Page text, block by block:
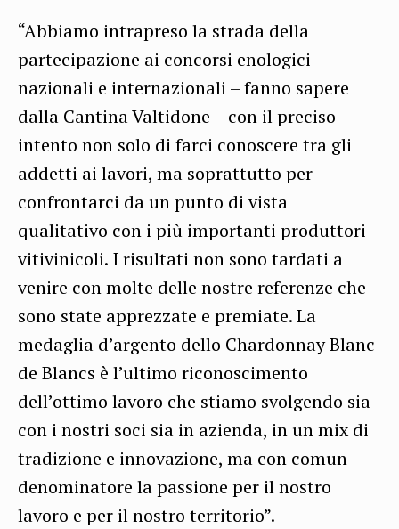
“Abbiamo intrapreso la strada della
partecipazione ai concorsi enologici
nazionali e internazionali – fanno sapere
dalla Cantina Valtidone – con il preciso
intento non solo di farci conoscere tra gli
addetti ai lavori, ma soprattutto per
confrontarci da un punto di vista
qualitativo con i più importanti produttori
vitivinicoli. I risultati non sono tardati a
venire con molte delle nostre referenze che
sono state apprezzate e premiate. La
medaglia d’argento dello Chardonnay Blanc
de Blancs è l’ultimo riconoscimento
dell’ottimo lavoro che stiamo svolgendo sia
con i nostri soci sia in azienda, in un mix di
tradizione e innovazione, ma con comun
denominatore la passione per il nostro
lavoro e per il nostro territorio”.